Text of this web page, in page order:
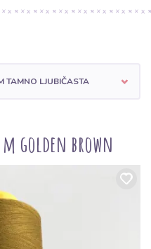
TAMNO LJUBIČASTA
m golden brown